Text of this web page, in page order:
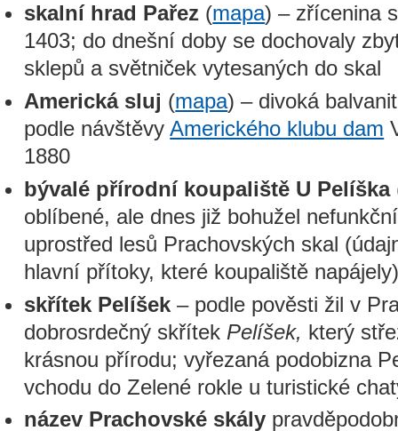
skalní hrad Pařez (mapa) – zřícenina
1403; do dnešní doby se dochovaly
sklepů a světniček vytesaných do skal
Americká sluj (mapa) – divoká
podle návštěvyAmerického klubu dam
1880
bývalé přírodní koupaliště U Pelíška
oblíbené, ale dnes již bohužel
uprostřed lesů Prachovských skal
hlavní přítoky, které koupaliště
skřítek Pelíšek – podle pověsti žil v
dobrosrdečný skřítek Pelíšek, který
krásnou přírodu; vyřezaná podobizna
vchodu do Zelené rokle u turistické
název Prachovské skály